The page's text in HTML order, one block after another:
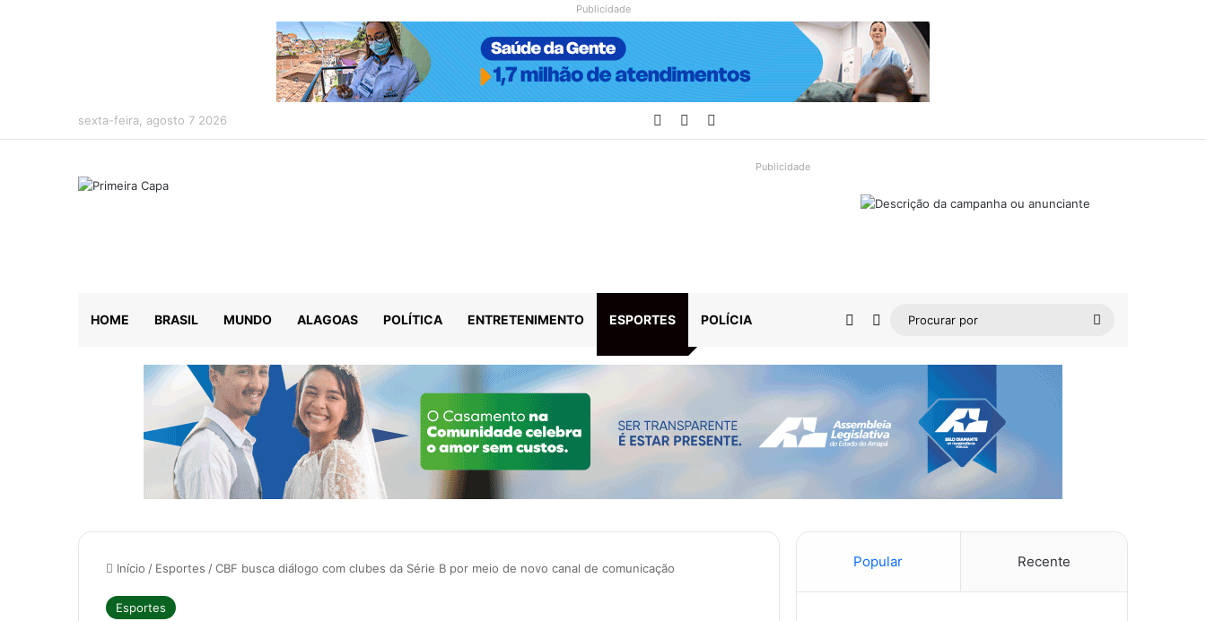
Publicidade
sexta-feira, agosto 7 2026 Facebook
YouTube
Publicidade
HOME BRASIL MUNDO ALAGOAS POLÍTICA ENTRETENIMENTO ESPORTES POLÍCIA Barra Lateral
Switch skin
Procurar
Início / Esportes /CBF busca diálogo com clubes da Série B por meio de novo canal de comunicação
Esportes
Popular Recente